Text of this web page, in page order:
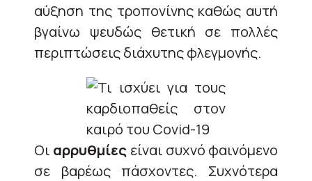
αύξηση της τροπονίνης καθώς αυτή
βγαίνω ψευδώς θετική σε πολλές
περιπτώσεις διάχυτης φλεγμονής.
Οι αρρυθμίες είναι συχνό φαινόμενο
σε βαρέως πάσχοντες. Συχνότερα